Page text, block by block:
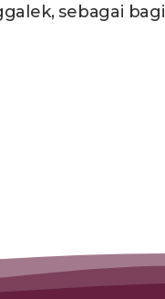
sebagai